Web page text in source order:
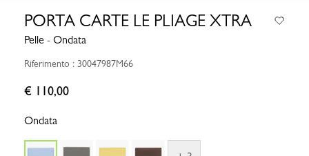
PORTA CARTE LE PLIAGE XTRA
Pelle - Ondata
Riferimento : 30047987M66
€ 110,00
Ondata